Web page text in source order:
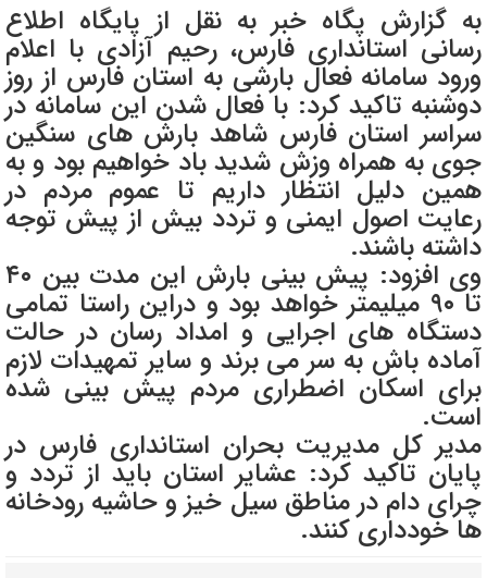
به گزارش پگاه خبر به نقل از پایگاه اطلاع
رسانی استانداری فارس، رحیم آزادی با اعلام
ورود سامانه فعال بارشی به استان فارس از روز
دوشنبه تاکید کرد: با فعال شدن این سامانه در
سراسر استان فارس شاهد بارش های سنگین
جوی به همراه وزش شدید باد خواهیم بود و به
همین دلیل انتظار داریم تا عموم مردم در
رعایت اصول ایمنی و تردد بیش از پیش توجه
داشته باشند.
وی افزود: پیش بینی بارش این مدت بین ۴۰
تا ۹۰ میلیمتر خواهد بود و دراین راستا تمامی
دستگاه های اجرایی و امداد رسان در حالت
آماده باش به سر می برند و سایر تمهیدات لازم
برای اسکان اضطراری مردم پیش بینی شده
است.
مدیر کل مدیریت بحران استانداری فارس در
پایان تاکید کرد: عشایر استان باید از تردد و
چرای دام در مناطق سیل خیز و حاشیه رودخانه
ها خودداری کنند.